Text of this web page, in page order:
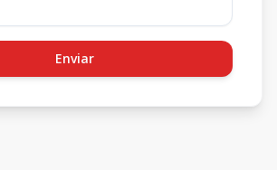
Enviar